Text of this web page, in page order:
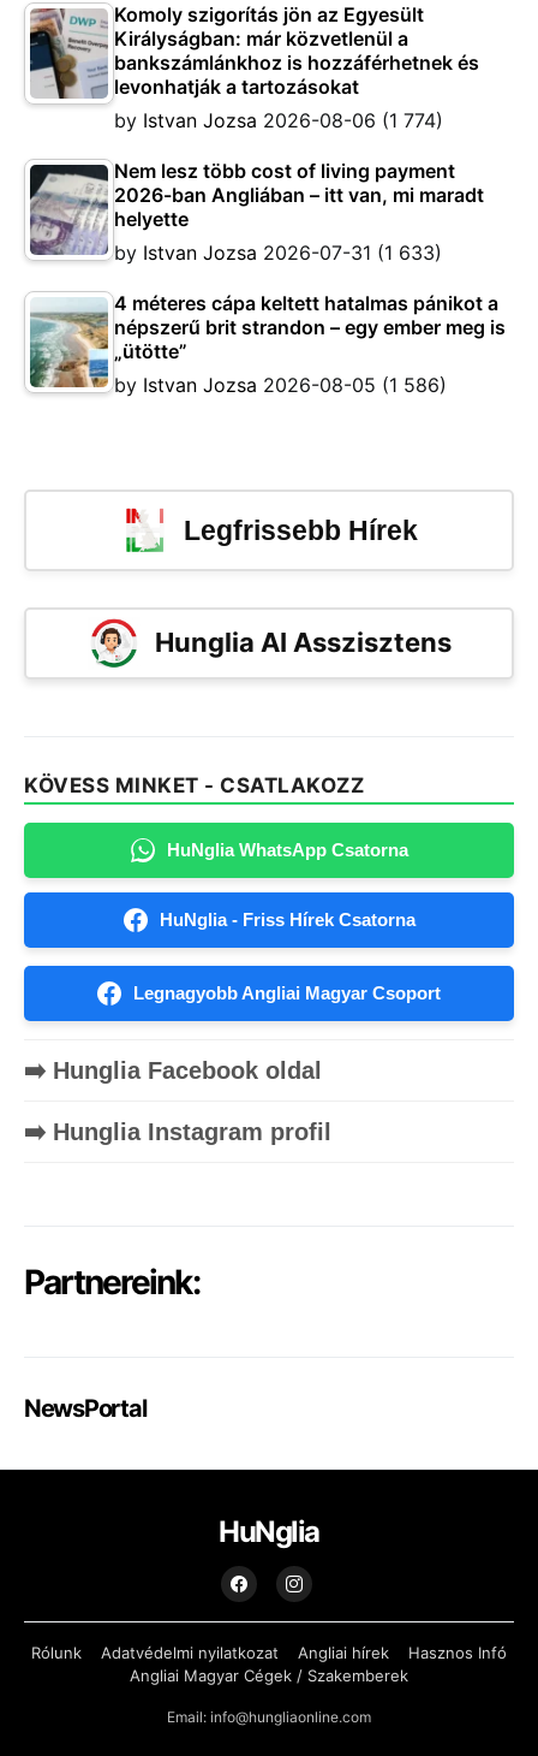
Komoly szigorítás jön az Egyesült
Királyságban: már közvetlenül a
bankszámlánkhoz is hozzáférhetnek és
levonhatják a tartozásokat
by Istvan Jozsa 2026-08-06 (1 774)
Nem lesz több cost of living payment
2026-ban Angliában – itt van, mi maradt
helyette
by Istvan Jozsa 2026-07-31 (1 633)
4 méteres cápa keltett hatalmas pánikot a
népszerű brit strandon – egy ember meg is
„ütötte”
by Istvan Jozsa 2026-08-05 (1 586)
Legfrissebb Hírek
Hunglia AI Asszisztens
KÖVESS MINKET - CSATLAKOZZ
HuNglia WhatsApp Csatorna
HuNglia - Friss Hírek Csatorna
Legnagyobb Angliai Magyar Csoport
➡️ Hunglia Facebook oldal
➡️ Hunglia Instagram profil
Partnereink:
NewsPortal
HuNglia
Rólunk Adatvédelmi nyilatkozat Angliai hírek
Hasznos Infó
Angliai Magyar Cégek / Szakemberek
Email: info@hungliaonline.com